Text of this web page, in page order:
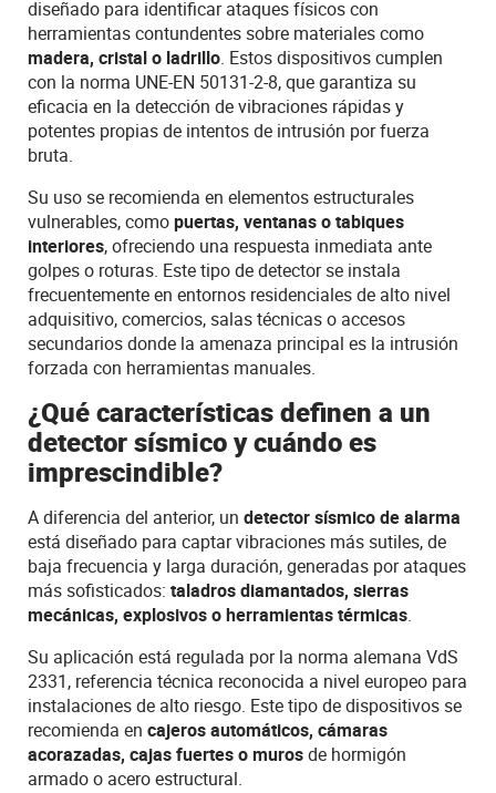
diseñado para identificar ataques físicos con
herramientas contundentes sobre materiales como
madera, cristal o ladrillo. Estos dispositivos cumplen
con la norma UNE-EN 50131-2-8, que garantiza su
eficacia en la detección de vibraciones rápidas y
potentes propias de intentos de intrusión por fuerza
bruta.
Su uso se recomienda en elementos estructurales
vulnerables, comopuertas, ventanas o tabiques
interiores, ofreciendo una respuesta inmediata ante
golpes o roturas. Este tipo de detector se instala
frecuentemente en entornos residenciales de alto nivel
adquisitivo, comercios, salas técnicas o accesos
secundarios donde la amenaza principal es la intrusión
forzada con herramientas manuales.
¿Qué características definen a un
detector sísmico y cuándo es
imprescindible?
A diferencia del anterior, un detector sísmico de alarma
está diseñado para captar vibraciones más sutiles, de
baja frecuencia y larga duración, generadas por ataques
más sofisticados: taladros diamantados, sierras
mecánicas, explosivos o herramientas térmicas.
Su aplicación está regulada por la norma alemana VdS
2331, referencia técnica reconocida a nivel europeo para
instalaciones de alto riesgo. Este tipo de dispositivos se
recomienda en cajeros automáticos, cámaras
acorazadas, cajas fuertes o murosde hormigón
armado o acero estructural.